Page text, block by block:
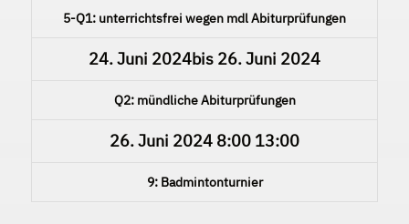
5-Q1: unterrichtsfrei wegen mdl Abiturprüfungen
24. Juni 2024bis 26. Juni 2024
Q2: mündliche Abiturprüfungen
26. Juni 2024 8:00 13:00
9: Badmintonturnier